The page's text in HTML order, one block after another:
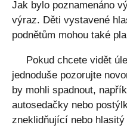
Jak bylo poznamenáno
výraz. Děti vystavené
podnětům mohou také
Pokud chcete vidět
jednoduše pozorujte
by mohli spadnout,
autosedačky nebo
zneklidňující nebo